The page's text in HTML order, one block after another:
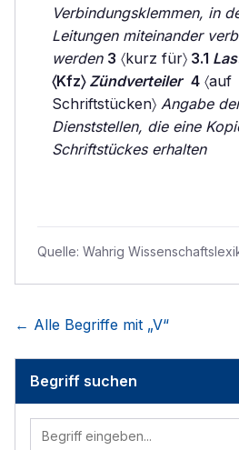
Verbindungsklemmen, in
Leitungen miteinander
werden 3 〈kurz für〉 3.1
〈Kfz〉 Zündverteiler 4 〈auf
Schriftstücken〉 Angabe
Dienststellen, die eine
Schriftstückes erhalten
Quelle: Wahrig
← Alle Begriffe mit „V“
Begriff suchen